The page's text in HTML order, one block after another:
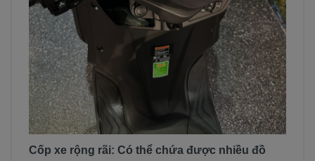
Cốp xe rộng rãi: Có thể chứa được nhiều đồ